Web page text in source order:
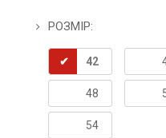
РОЗМІР:
42
48
54